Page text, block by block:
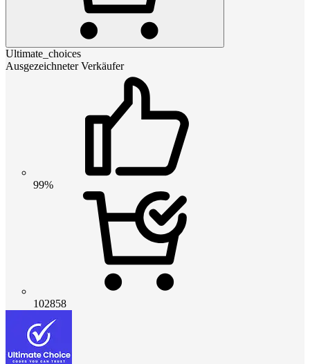
Ultimate_choices
Ausgezeichneter Verkäufer
99%
102858